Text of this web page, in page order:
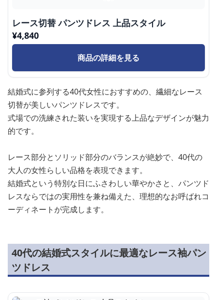
レース切替 パンツドレス 上品スタイル
¥4,840
商品の詳細を見る
結婚式に参列する40代女性におすすめの、繊細なレース
切替が美しいパンツドレスです。
式場での洗練された装いを実現する上品なデザインが魅力
的です。
レース部分とソリッド部分のバランスが絶妙で、40代の
大人の女性らしい品格を表現できます。
結婚式という特別な日にふさわしい華やかさと、パンツド
レスならではの実用性を兼ね備えた、理想的なお呼ばれコ
ーディネートが完成します。
40代の結婚式スタイルに最適なレース袖パン
ツドレス